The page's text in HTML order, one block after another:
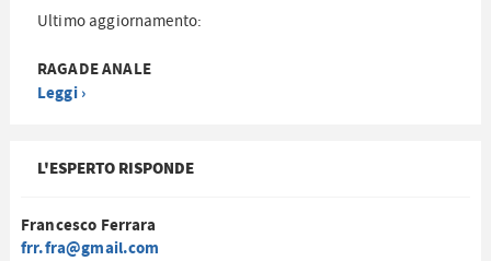
Ultimo aggiornamento:
RAGADE ANALE
Leggi ›
L'ESPERTO RISPONDE
Francesco Ferrara
frr.fra@gmail.com